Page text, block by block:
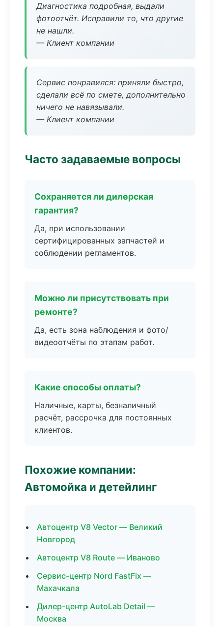
Диагностика подробная, выдали
фотоотчёт. Исправили то, что другие
не нашли.
— Клиент компании
Сервис понравился: приняли быстро,
сделали всё по смете, дополнительно
ничего не навязывали.
— Клиент компании
Часто задаваемые вопросы
Сохраняется ли дилерская
гарантия?
Да, при использовании
сертифицированных запчастей и
соблюдении регламентов.
Можно ли присутствовать при
ремонте?
Да, есть зона наблюдения и фото/
видеоотчёты по этапам работ.
Какие способы оплаты?
Наличные, карты, безналичный
расчёт, рассрочка для постоянных
клиентов.
Похожие компании:
Автомойка и детейлинг
Автоцентр V8 Vector — Великий
Новгород
Автоцентр V8 Route — Иваново
Сервис-центр Nord FastFix —
Махачкала
Дилер-центр AutoLab Detail —
Москва